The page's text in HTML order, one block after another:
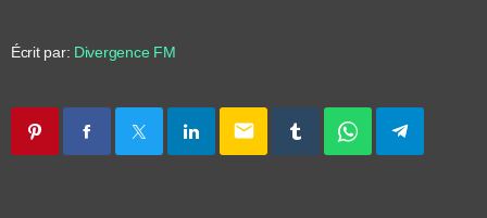
Écrit par: Divergence FM
email